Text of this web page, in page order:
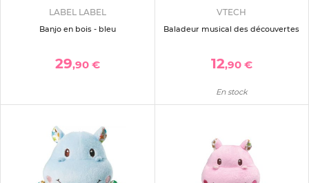
LABEL LABEL
Banjo en bois - bleu
29,90 €
VTECH
Baladeur musical des découvertes
12,90 €
En stock